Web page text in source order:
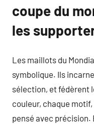
coupe du
les
Les maillots du
symbolique. Ils
sélection, et fédèrent
couleur, chaque
pensé avec précision.